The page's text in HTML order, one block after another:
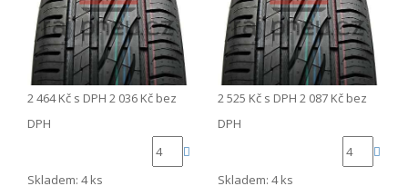
2 464 Kč s DPH 2 036 Kč bez
DPH
Skladem: 4 ks
2 525 Kč s DPH 2 087 Kč bez
DPH
Skladem: 4 ks